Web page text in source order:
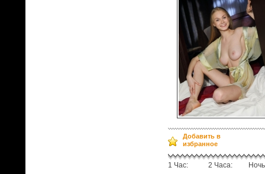
Добавить в
избранное
1 Час: 2 Часа: